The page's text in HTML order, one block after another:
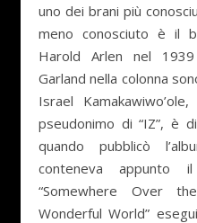
uno dei brani più
meno conosciuto è il
Harold Arlen nel
Garland nella colonna
Israel
pseudonimo di “IZ”, è
quando pubblicò
conteneva appunto
“Somewhere Over
Wonderful World”